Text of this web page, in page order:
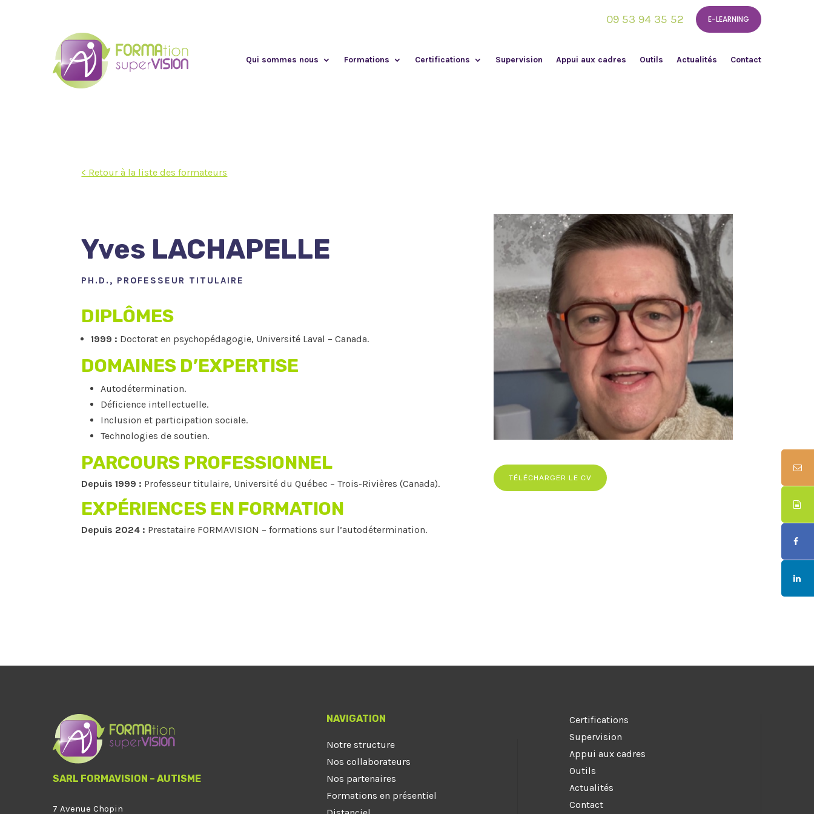
09 53 94 35 52 E-LEARNING
Qui sommes nous Formations Certifications Supervision Appui aux cadres Outils Actualités Contact
< Retour à la liste des formateurs
Yves LACHAPELLE
PH.D., PROFESSEUR TITULAIRE
DIPLÔMES
1999 : Doctorat en psychopédagogie, Université Laval – Canada.
DOMAINES D’EXPERTISE
Autodétermination.
Déficience intellectuelle.
Inclusion et participation sociale.
Technologies de soutien.
PARCOURS PROFESSIONNEL
Depuis 1999 : Professeur titulaire, Université du Québec – Trois-Rivières (Canada).
EXPÉRIENCES EN FORMATION
Depuis 2024 : Prestataire FORMAVISION – formations sur l’autodétermination.
TÉLÉCHARGER LE CV
SARL FORMAVISION – AUTISME
7 Avenue Chopin
NAVIGATION
Notre structure
Nos collaborateurs
Nos partenaires
Formations en présentiel
Certifications
Supervision
Appui aux cadres
Outils
Actualités
Contact